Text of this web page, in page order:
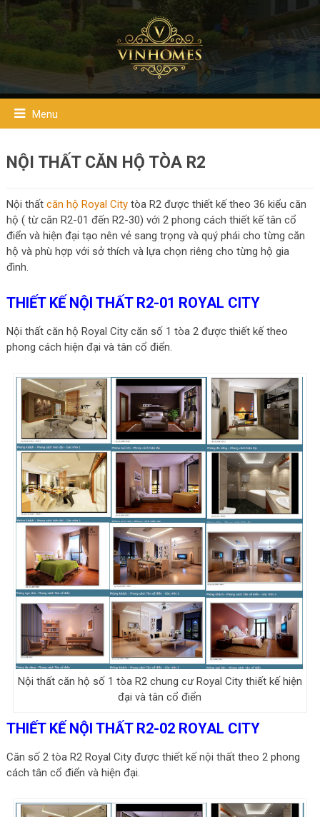
Menu
NỘI THẤT CĂN HỘ TÒA R2
Nội thất căn hộ Royal Citytòa R2 được thiết kế theo 36 kiểu căn
hộ ( từ căn R2-01 đến R2-30) với 2 phong cách thiết kế tân cổ
điển và hiện đại tạo nên vẻ sang trọng và quý phái cho từng căn
hộ và phù hợp với sở thích và lựa chọn riêng cho từng hộ gia
đình.
THIẾT KẾ NỘI THẤT R2-01 ROYAL CITY
Nội thất căn hộ Royal City căn số 1 tòa 2 được thiết kế theo
phong cách hiện đại và tân cổ điển.
Nội thất căn hộ số 1 tòa R2 chung cư Royal City thiết kế hiện
đại và tân cổ điển
THIẾT KẾ NỘI THẤT R2-02 ROYAL CITY
Căn số 2 tòa R2 Royal City được thiết kế nội thất theo 2 phong
cách tân cổ điển và hiện đại.